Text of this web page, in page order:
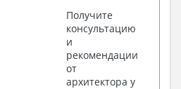
Получите
консультацию
и
рекомендации
от
архитектора у